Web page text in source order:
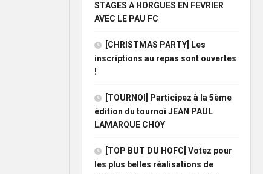
STAGES A HORGUES EN FEVRIER
AVEC LE PAU FC
[CHRISTMAS PARTY] Les
inscriptions au repas sont ouvertes
!
[TOURNOI] Participez à la 5ème
édition du tournoi JEAN PAUL
LAMARQUE CHOY
[TOP BUT DU HOFC] Votez pour
les plus belles réalisations de